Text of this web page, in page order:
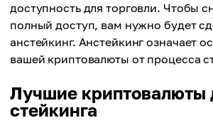
доступность для торговли. Чтобы
полный доступ, вам нужно будет
анстейкинг. Анстейкинг означает
вашей криптовалюты от процесса
Лучшие криптовалюты
стейкинга